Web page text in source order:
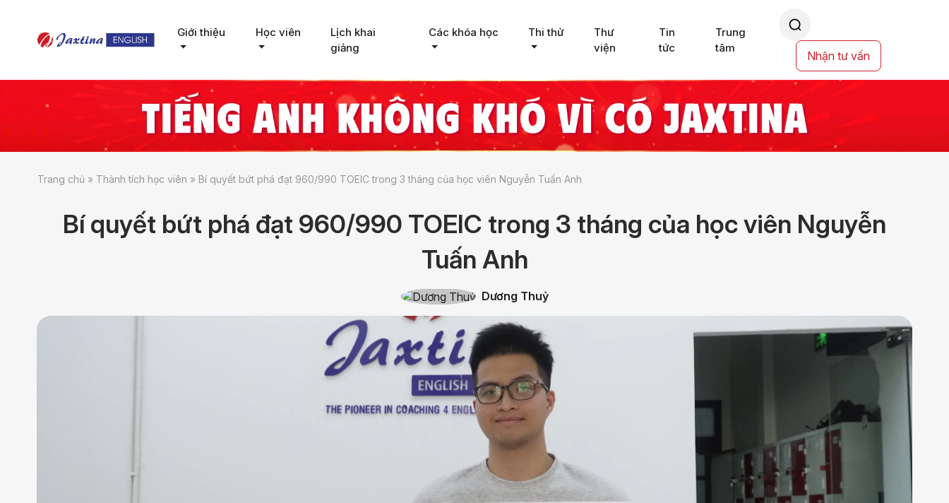
Giới thiệu Học viên
Lịch khai
giảng
Các khóa học Thi thử
Thư
viện
Tin
tức
Trung
tâm
Nhận tư vấn
Trang chủ » Thành tích học viên » Bí quyết bứt phá đạt 960/990 TOEIC trong 3 tháng của học viên Nguyễn Tuấn Anh
Bí quyết bứt phá đạt 960/990 TOEIC trong 3 tháng của học viên Nguyễn
Tuấn Anh
Dương Thuỷ